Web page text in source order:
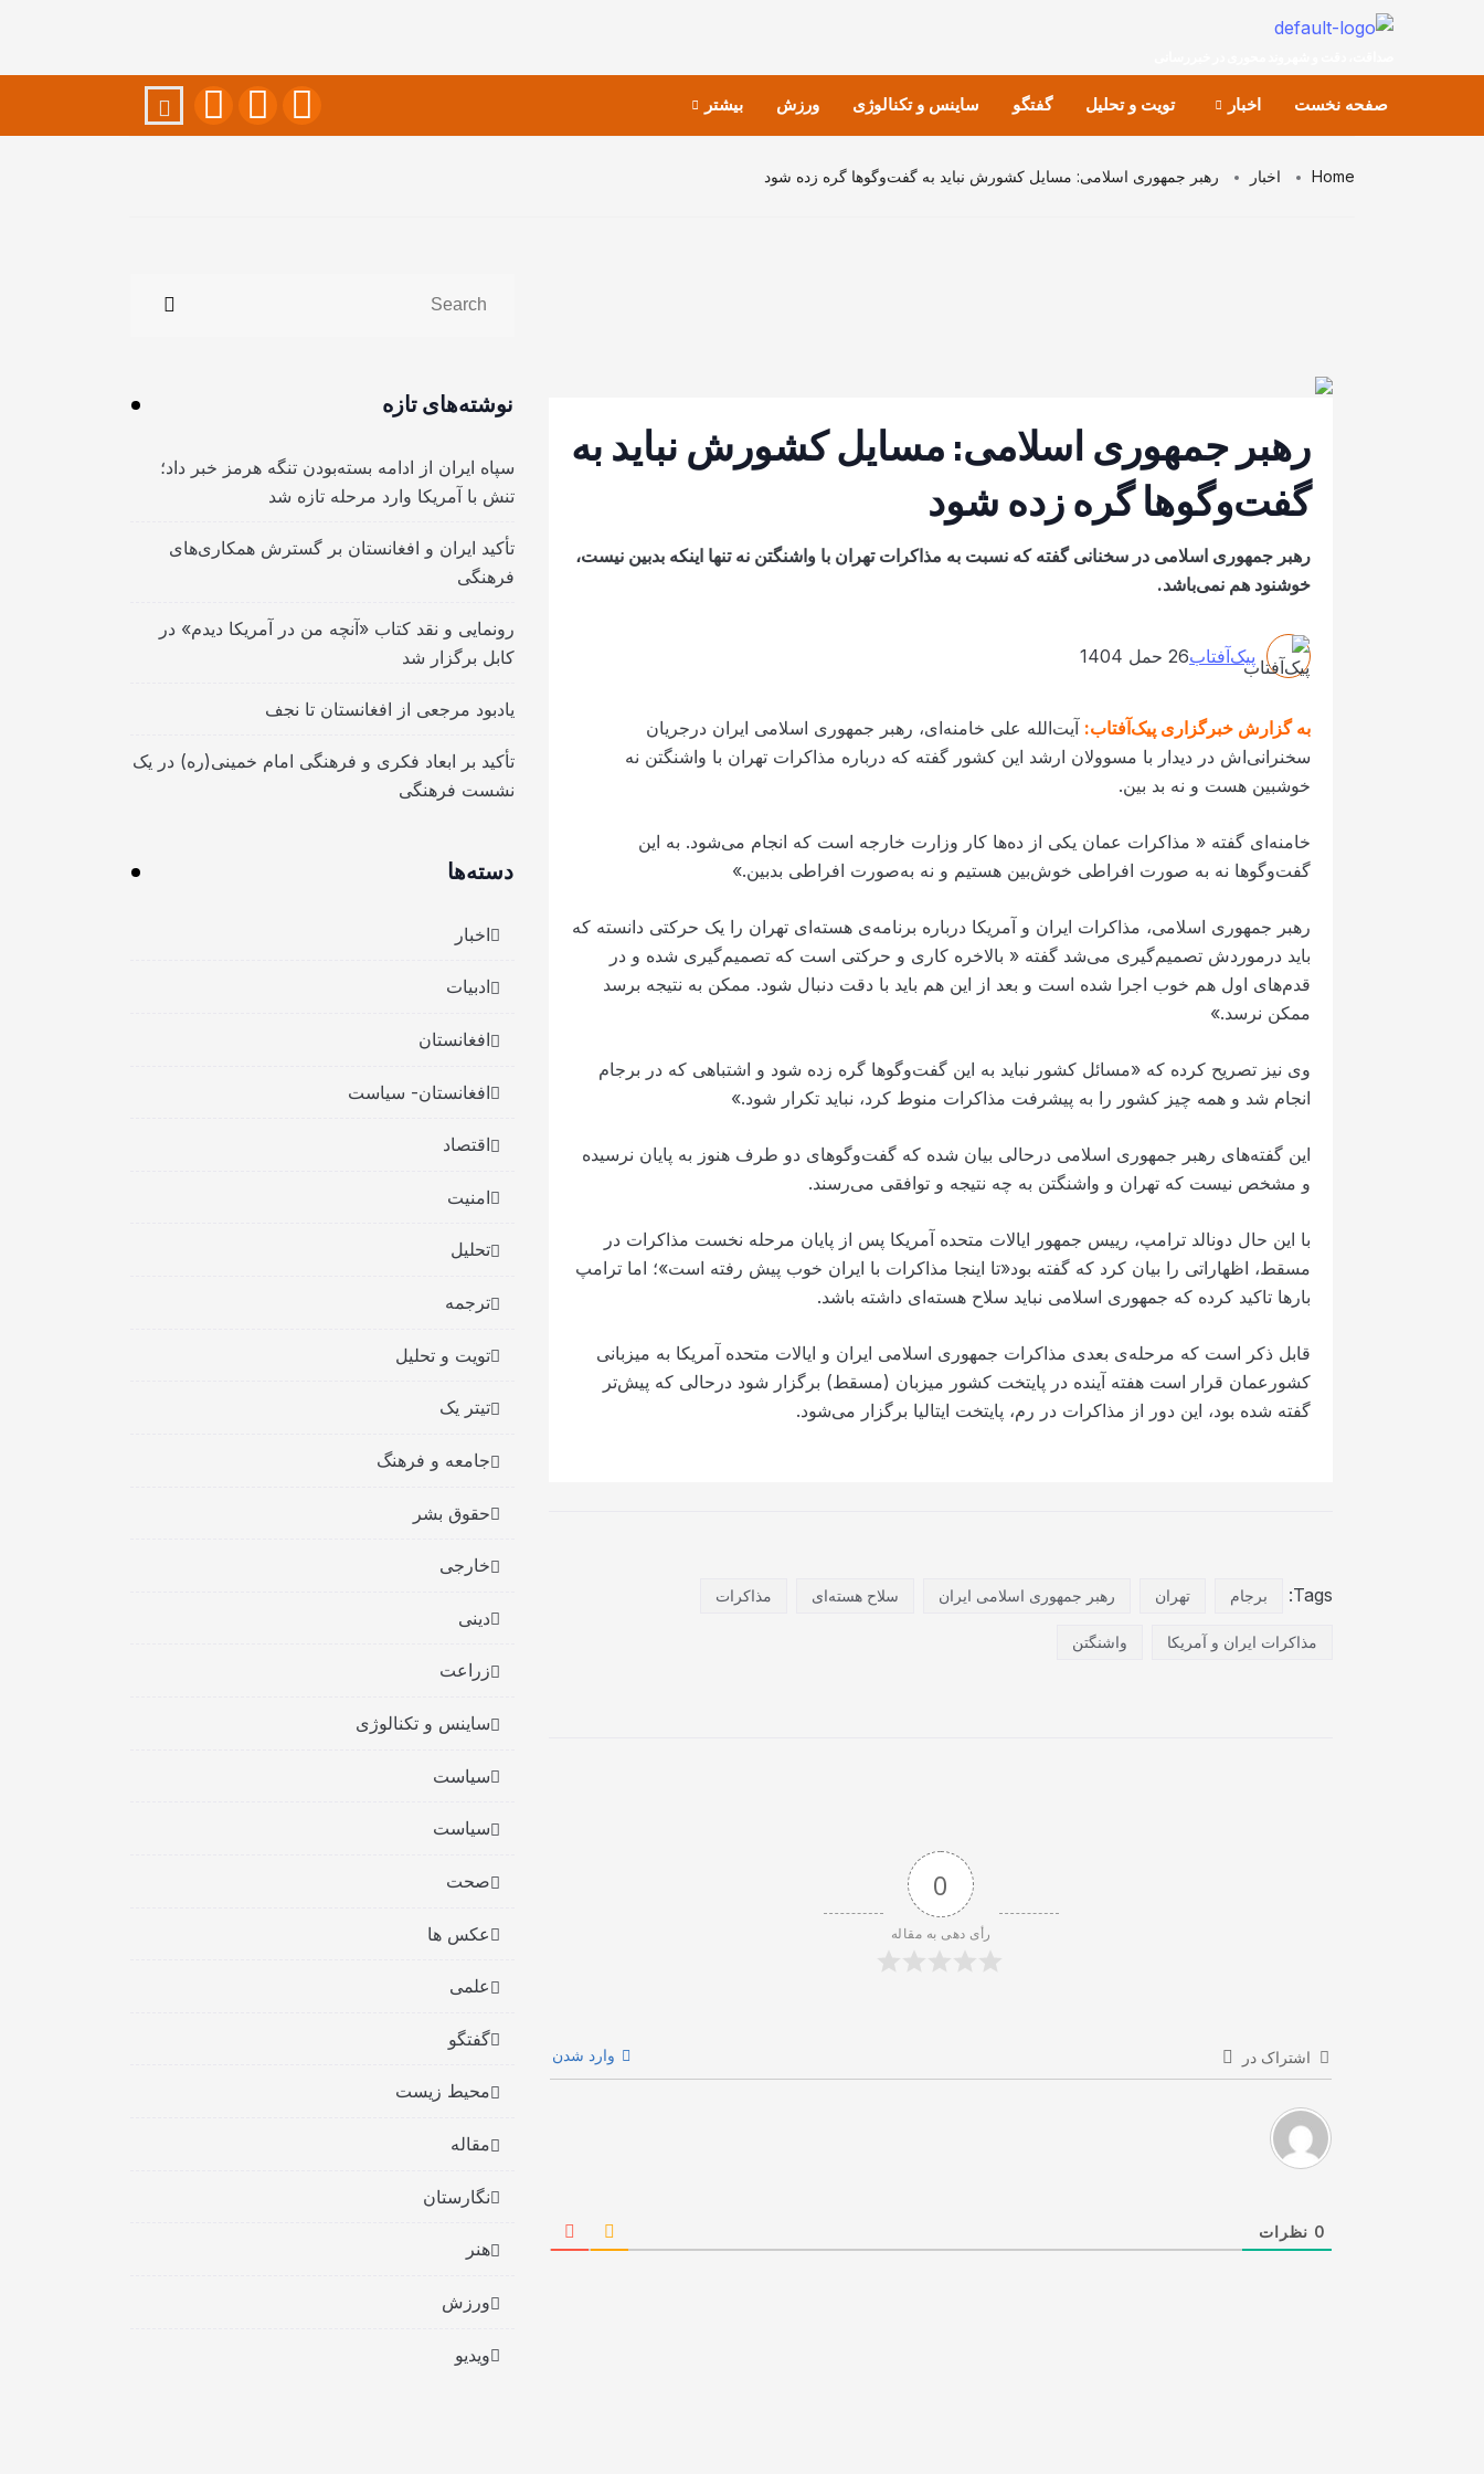
صفحه نخست اخبار تویت و تحلیل گفتگو ساینس و تکنالوژی ورزش بیشتر
Home اخبار رهبر جمهوری اسلامی: مسایل کشورش نباید به گفت‌وگوها گره زده شود
رهبر جمهوری اسلامی: مسایل کشورش نباید به
گفت‌وگوها گره زده شود
رهبر جمهوری اسلامی در سخنانی گفته که نسبت به مذاکرات تهران با واشنگتن نه تنها اینکه بدبین نیست،
خوشنود هم نمی‌باشد.
پیک‌آفتاب26 حمل 1404
به گزارش خبرگزاری پیک‌آفتاب: آیت‌الله علی خامنه‌ای، رهبر جمهوری اسلامی ایران درجریان
سخنرانی‌اش در دیدار با مسوولان ارشد این کشور گفته که درباره مذاکرات تهران با واشنگتن نه
خوشبین هست و نه بد بین.
خامنه‌ای گفته « مذاکرات عمان یکی از ده‌ها کار وزارت خارجه است که انجام می‌شود. به این
گفت‌وگوها نه به صورت افراطی خوش‌بین هستیم و نه به‌صورت افراطی بدبین.»
رهبر جمهوری اسلامی، مذاکرات ایران و آمریکا درباره برنامه‌ی هسته‌ای تهران را یک حرکتی دانسته که
باید درموردش تصمیم‌گیری می‌شد گفته « بالاخره کاری و حرکتی است که تصمیم‌گیری شده و در
قدم‌های اول هم خوب اجرا شده است و بعد از این هم باید با دقت دنبال شود. ممکن به نتیجه برسد
ممکن نرسد.»
وی نیز تصریح کرده که «مسائل کشور نباید به این گفت‌وگوها گره زده شود و اشتباهی که در برجام
انجام شد و همه چیز کشور را به پیشرفت مذاکرات منوط کرد، نباید تکرار شود.»
این گفته‌های رهبر جمهوری اسلامی درحالی بیان شده که گفت‌وگوهای دو طرف هنوز به پایان نرسیده
و مشخص نیست که تهران و واشنگتن به چه نتیجه و توافقی می‌رسند.
با این حال دونالد ترامپ، رییس جمهور ایالات متحده آمریکا پس از پایان مرحله نخست مذاکرات در
مسقط، اظهاراتی را بیان کرد که گفته بود«تا اینجا مذاکرات با ایران خوب پیش رفته است»؛ اما ترامپ
بارها تاکید کرده که جمهوری اسلامی نباید سلاح هسته‌ای داشته باشد.
قابل ذکر است که مرحله‌ی بعدی مذاکرات جمهوری اسلامی ایران و ایالات متحده آمریکا به میزبانی
کشورعمان قرار است هفته آینده در پایتخت کشور میزبان (مسقط) برگزار شود درحالی که پیش‌تر
گفته شده بود، این دور از مذاکرات در رم، پایتخت ایتالیا برگزار می‌شود.
Tags: برجام تهران رهبر جمهوری اسلامی ایران سلاح هسته‌ای مذاکرات
مذاکرات ایران و آمریکا واشنگتن
0
رأی دهی به مقاله
اشتراک در وارد شدن
0 نظرات
نوشته‌های تازه
سپاه ایران از ادامه بسته‌بودن تنگه هرمز خبر داد؛
تنش با آمریکا وارد مرحله تازه شد
تأکید ایران و افغانستان بر گسترش همکاری‌های
فرهنگی
رونمایی و نقد کتاب «آنچه من در آمریکا دیدم» در
کابل برگزار شد
یادبود مرجعی از افغانستان تا نجف
تأکید بر ابعاد فکری و فرهنگی امام خمینی(ره) در یک
نشست فرهنگی
دسته‌ها
اخبار
ادبیات
افغانستان
افغانستان- سیاست
اقتصاد
امنیت
تحلیل
ترجمه
تویت و تحلیل
تیتر یک
جامعه و فرهنگ
حقوق بشر
خارجی
دینی
زراعت
ساینس و تکنالوژی
سیاست
سیاست
صحت
عکس ها
علمی
گفتگو
محیط زیست
مقاله
نگارستان
هنر
ورزش
ویدیو